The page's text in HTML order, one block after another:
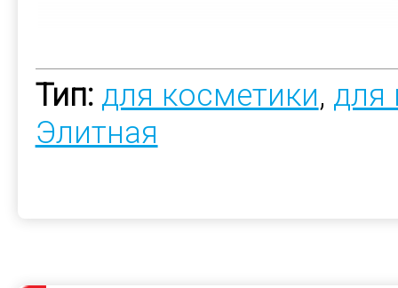
Тип: для косметики, для
Элитная